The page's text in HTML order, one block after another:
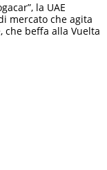
la UAE
mercato che agita
che beffa alla Vuelta